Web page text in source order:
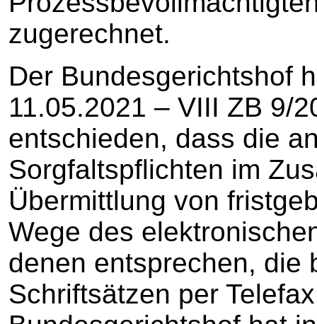
zugerechnet.
Der Bundesgerichtshof
11.05.2021 – VIII ZB 9/
entschieden, dass die
Sorgfaltspflichten im
Übermittlung von
Wege des
denen entsprechen, die
Schriftsätzen per